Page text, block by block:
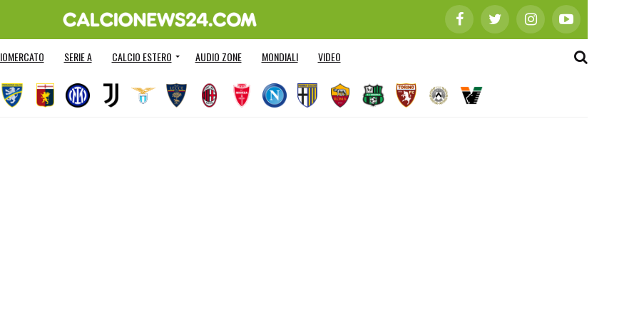
SERIE A CALCIO ESTERO AUDIO ZONE MONDIALI VIDEO